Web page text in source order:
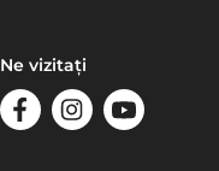
Ne vizitați